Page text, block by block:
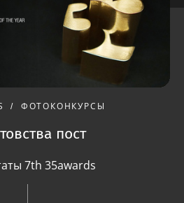
ФОТОКОНКУРСЫ
пост
7th 35awards